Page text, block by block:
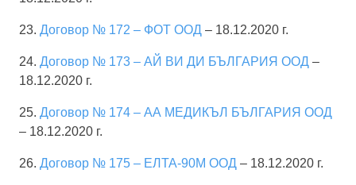
23. Договор № 172 – ФОТ ООД – 18.12.2020 г.
24. Договор № 173 – АЙ ВИ ДИ БЪЛГАРИЯ ООД –
18.12.2020 г.
25. Договор № 174 – АА МЕДИКЪЛ БЪЛГАРИЯ ООД
– 18.12.2020 г.
26. Договор № 175 – ЕЛТА-90М ООД – 18.12.2020 г.